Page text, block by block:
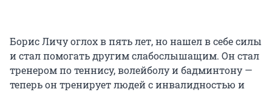
Борис Личу оглох в пять лет, но нашел в себе силы
и стал помогать другим слабослышащим. Он стал
тренером по теннису, волейболу и бадминтону —
теперь он тренирует людей с инвалидностью и